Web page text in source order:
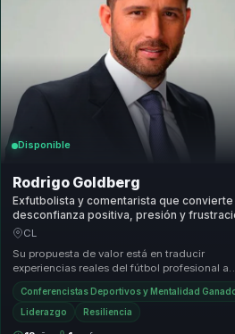
Disponible
Rodrigo Goldberg
Exfutbolista y comentarista que convierte
desconfianza positiva, presión y
en liderazgo y cohesión de equipo.
CL
Su propuesta de valor está en traducir
experiencias reales del fútbol profesional a
conversaciones útiles sobre trabajo en
presió...
Conferencistas Deportivos y Mentalidad
Liderazgo Resiliencia